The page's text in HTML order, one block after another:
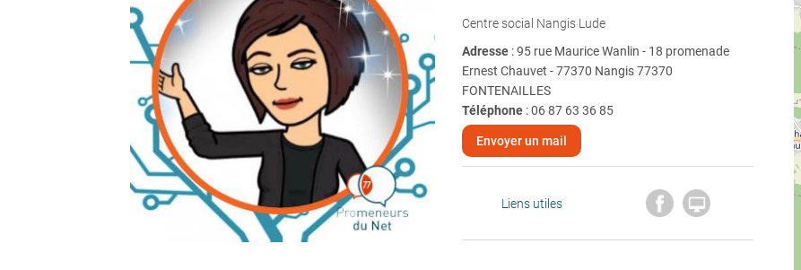
Centre social Nangis Lude
Adresse : 95 rue Maurice Wanlin - 18 promenade
Ernest Chauvet - 77370 Nangis 77370
FONTENAILLES
Téléphone:06 87 63 36 85
Envoyer un mail
Liens utiles 